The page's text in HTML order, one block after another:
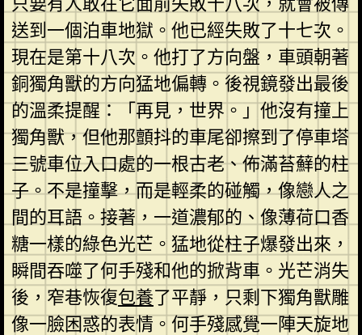
送到一個泊車地獄。他已經失敗了十七次。
現在是第十八次。他打了方向盤，車頭朝著
銅獨角獸的方向猛地偏轉。後視鏡發出最後
的溫柔提醒：「再見，世界。」他沒有撞上
獨角獸，但他那顫抖的車尾卻擦到了停車塔
三號車位入口處的一根古老、佈滿苔蘚的柱
子。不是撞擊，而是輕柔的碰觸，像戀人之
間的耳語。接著，一道濃郁的、像薄荷口香
糖一樣的綠色光芒。猛地從柱子爆發出來，
瞬間吞噬了何手殘和他的掀背車。光芒消失
後，窄巷恢復包養了平靜，只剩下獨角獸雕
像一臉困惑的表情。何手殘感覺一陣天旋地